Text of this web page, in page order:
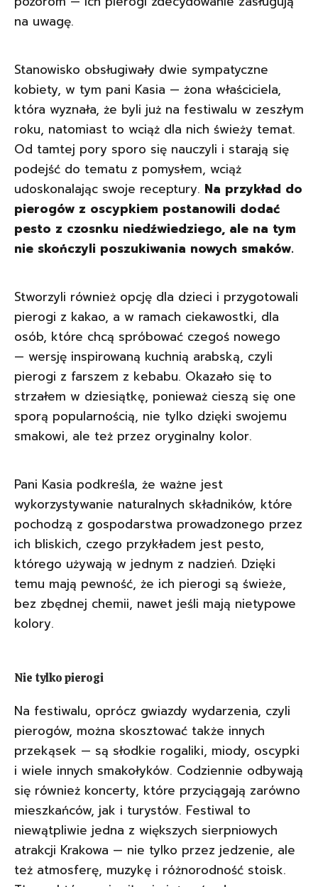
na uwagę.
Stanowisko obsługiwały dwie sympatyczne
kobiety, w tym pani Kasia — żona właściciela,
która wyznała, że byli już na festiwalu w zeszłym
roku, natomiast to wciąż dla nich świeży temat.
Od tamtej pory sporo się nauczyli i starają się
podejść do tematu z pomysłem, wciąż
udoskonalając swoje receptury. Na przykład do
pierogów z oscypkiem postanowili dodać
pesto z czosnku niedźwiedziego, ale na tym
nie skończyli poszukiwania nowych smaków.
Stworzyli również opcję dla dzieci i przygotowali
pierogi z kakao, a w ramach ciekawostki, dla
osób, które chcą spróbować czegoś nowego
— wersję inspirowaną kuchnią arabską, czyli
pierogi z farszem z kebabu. Okazało się to
strzałem w dziesiątkę, ponieważ cieszą się one
sporą popularnością, nie tylko dzięki swojemu
smakowi, ale też przez oryginalny kolor.
Pani Kasia podkreśla, że ważne jest
wykorzystywanie naturalnych składników, które
pochodzą z gospodarstwa prowadzonego przez
ich bliskich, czego przykładem jest pesto,
którego używają w jednym z nadzień. Dzięki
temu mają pewność, że ich pierogi są świeże,
bez zbędnej chemii, nawet jeśli mają nietypowe
kolory.
Nie tylko pierogi
Na festiwalu, oprócz gwiazdy wydarzenia, czyli
pierogów, można skosztować także innych
przekąsek — są słodkie rogaliki, miody, oscypki
i wiele innych smakołyków. Codziennie odbywają
się również koncerty, które przyciągają zarówno
mieszkańców, jak i turystów. Festiwal to
niewątpliwie jedna z większych sierpniowych
atrakcji Krakowa — nie tylko przez jedzenie, ale
też atmosferę, muzykę i różnorodność stoisk.